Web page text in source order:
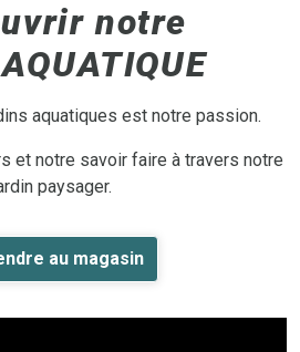
notre
aquatiques est notre passion.
et notre savoir faire à travers notre
paysager.
au magasin